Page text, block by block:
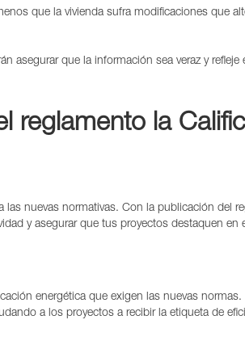
que la vivienda sufra modificaciones que
asegurar que la información sea veraz y
reglamento la
nuevas normativas. Con la publicación del
y asegurar que tus proyectos destaquen en
energética que exigen las nuevas normas.
a los proyectos a recibir la etiqueta de